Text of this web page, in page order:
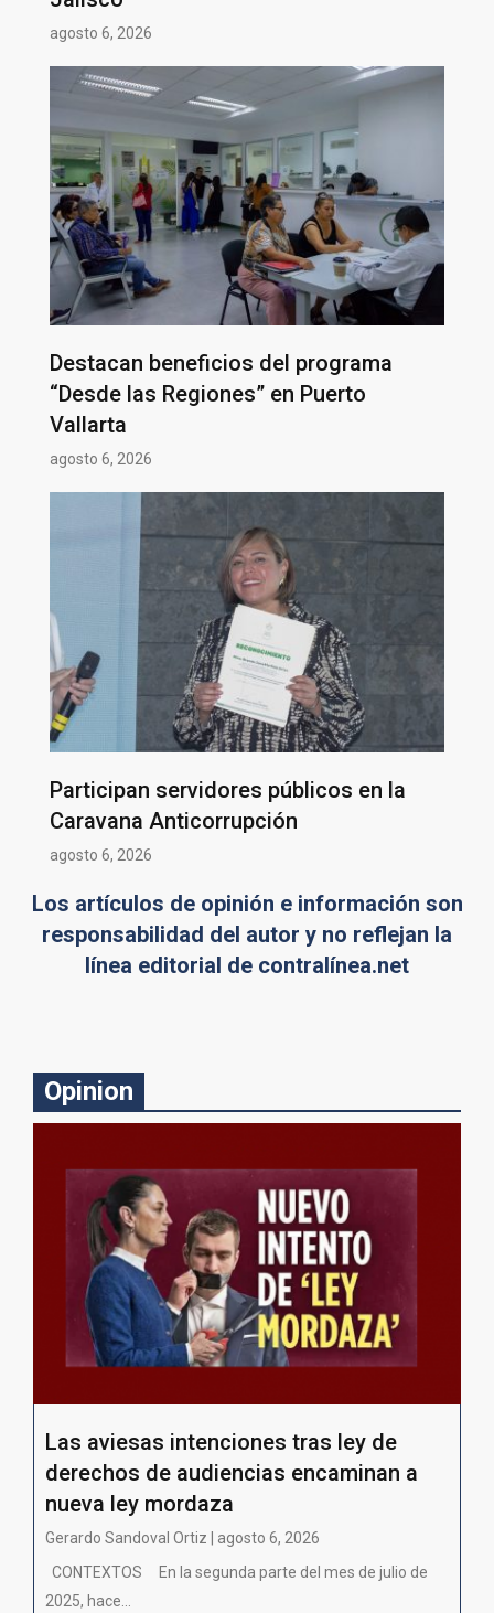
agosto 6, 2026
Destacan beneficios del programa
“Desde las Regiones” en Puerto
Vallarta
agosto 6, 2026
Participan servidores públicos en la
Caravana Anticorrupción
agosto 6, 2026
Los artículos de opinión e información son
responsabilidad del autor y no reflejan la
línea editorial de contralínea.net
Opinion
Las aviesas intenciones tras ley de
derechos de audiencias encaminan a
nueva ley mordaza
Gerardo Sandoval Ortiz | agosto 6, 2026
CONTEXTOS En la segunda parte del mes de julio de
2025, hace...